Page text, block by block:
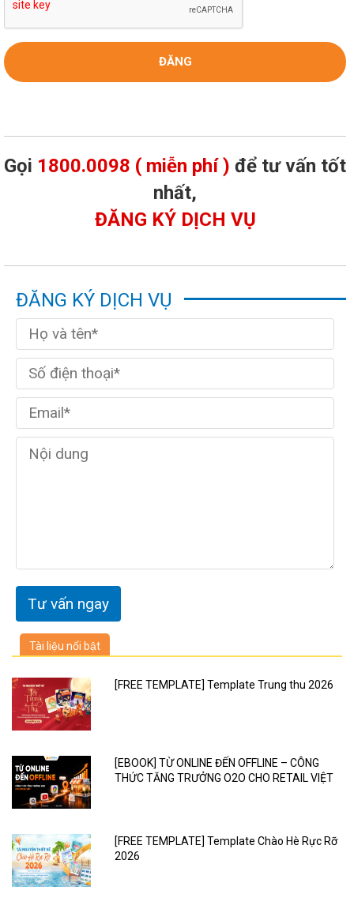
Gọi 1800.0098 ( miễn phí ) để tư vấn tốt
nhất,
ĐĂNG KÝ DỊCH VỤ
ĐĂNG KÝ DỊCH VỤ
Tài liệu nổi bật
[FREE TEMPLATE] Template Trung thu 2026
[EBOOK] TỪ ONLINE ĐẾN OFFLINE – CÔNG
THỨC TĂNG TRƯỞNG O2O CHO RETAIL VIỆT
[FREE TEMPLATE] Template Chào Hè Rực Rỡ
2026